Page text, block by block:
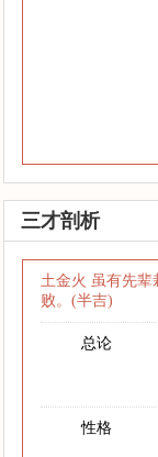
三才剖析
土金火 虽有先辈
败。(半吉)
总论
性格